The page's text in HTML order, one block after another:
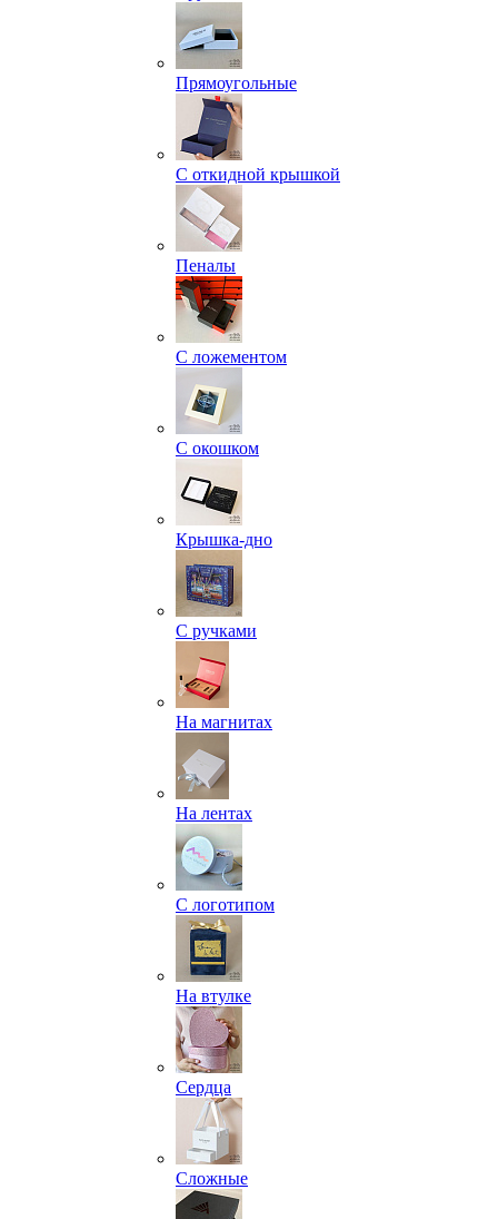
Прямоугольные
С откидной крышкой
Пеналы
С ложементом
С окошком
Крышка-дно
С ручками
На магнитах
На лентах
С логотипом
На втулке
Сердца
Сложные